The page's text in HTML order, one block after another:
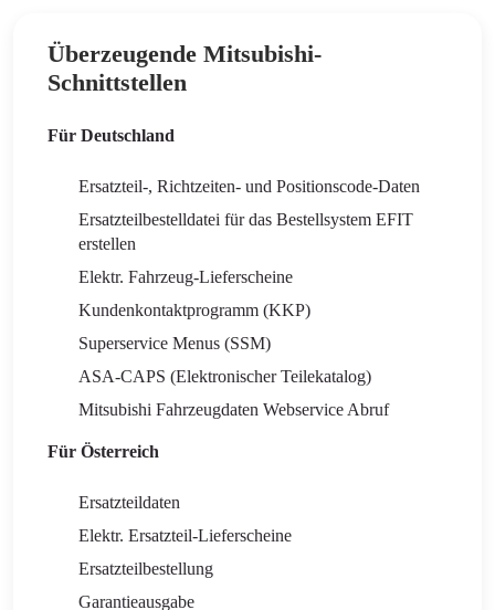
Überzeugende Mitsubishi-
Schnittstellen
Für Deutschland
Ersatzteil-, Richtzeiten- und Positionscode-Daten
Ersatzteilbestelldatei für das Bestellsystem EFIT
erstellen
Elektr. Fahrzeug-Lieferscheine
Kundenkontaktprogramm (KKP)
Superservice Menus (SSM)
ASA-CAPS (Elektronischer Teilekatalog)
Mitsubishi Fahrzeugdaten Webservice Abruf
Für Österreich
Ersatzteildaten
Elektr. Ersatzteil-Lieferscheine
Ersatzteilbestellung
Garantieausgabe